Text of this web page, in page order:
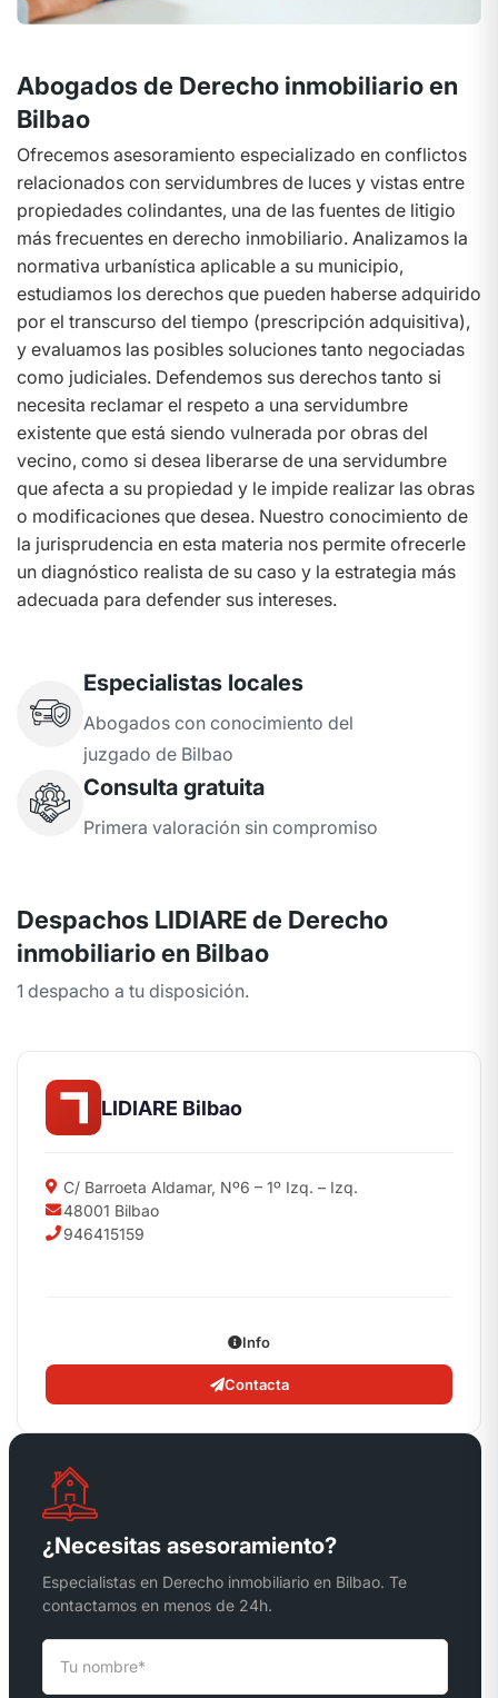
Abogados de Derecho inmobiliario en
Bilbao
Ofrecemos asesoramiento especializado en conflictos
relacionados con servidumbres de luces y vistas entre
propiedades colindantes, una de las fuentes de litigio
más frecuentes en derecho inmobiliario. Analizamos la
normativa urbanística aplicable a su municipio,
estudiamos los derechos que pueden haberse adquirido
por el transcurso del tiempo (prescripción adquisitiva),
y evaluamos las posibles soluciones tanto negociadas
como judiciales. Defendemos sus derechos tanto si
necesita reclamar el respeto a una servidumbre
existente que está siendo vulnerada por obras del
vecino, como si desea liberarse de una servidumbre
que afecta a su propiedad y le impide realizar las obras
o modificaciones que desea. Nuestro conocimiento de
la jurisprudencia en esta materia nos permite ofrecerle
un diagnóstico realista de su caso y la estrategia más
adecuada para defender sus intereses.
Especialistas locales
Abogados con conocimiento del
juzgado de Bilbao
Consulta gratuita
Primera valoración sin compromiso
Despachos LIDIARE de Derecho
inmobiliario en Bilbao
1 despacho a tu disposición.
LIDIARE Bilbao
C/ Barroeta Aldamar, Nº6 – 1º Izq. – Izq.
48001 Bilbao
946415159
Info
Contacta
¿Necesitas asesoramiento?
Especialistas en Derecho inmobiliario en Bilbao. Te
contactamos en menos de 24h.